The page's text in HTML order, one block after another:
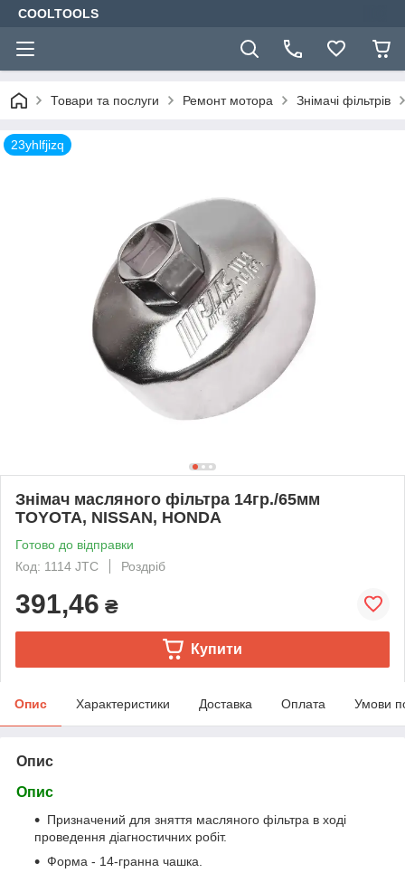
COOLTOOLS
Товари та послуги Ремонт мотора Знімачі фільтрів
23yhlfjizq
Знімач масляного фільтра 14гр./65мм
TOYOTA, NISSAN, HONDA
Готово до відправки
Код: 1114 JTC
Роздріб
391,46 ₴
Купити
Опис Характеристики Доставка Оплата Умови
Опис
Опис
Призначений для зняття масляного фільтра в ході
проведення діагностичних робіт.
Форма - 14-гранна чашка.